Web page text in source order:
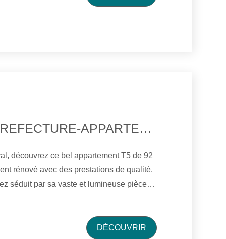
QUARTIER PREFECTURE-APPARTEMENT SANS CHARGE DE COPROPRIETE
découvrez ce bel appartement T5 de 92
séduit par sa vaste et lumineuse pièce
se composant d'un dégagement
DÉCOUVRIR